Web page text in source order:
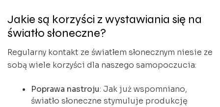
Jakie są korzyści z wystawiania się na
światło słoneczne?
Regularny kontakt ze światłem słonecznym niesie ze
sobą wiele korzyści dla naszego samopoczucia:
Poprawa nastroju: Jak już wspomniano,
światło słoneczne stymuluje produkcję